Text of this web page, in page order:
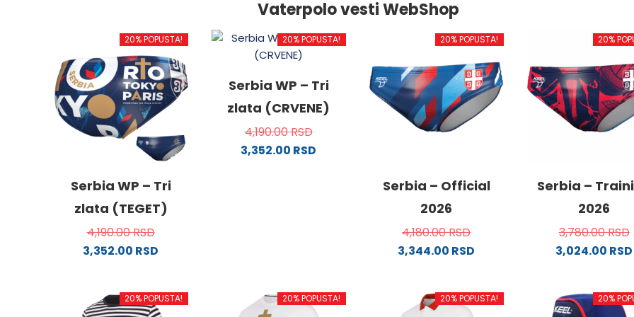
Vaterpolo vesti WebShop
20% POPUSTA!
Serbia WP – Tri
zlata (TEGET)
4,190.00RSD
3,352.00 RSD
ima
20% POPUSTA!
Serbia WP – Tri
zlata (CRVENE)
4,190.00RSD
3,352.00 RSD
izabrane
20% POPUSTA!
Serbia – Official
2026
4,180.00RSD
3,344.00 RSD
ima
20%
Serbia –
2026
3,780.00RSD
3,024.00 RSD
ima
20% POPUSTA! 20% POPUSTA! 20% POPUSTA! 20%